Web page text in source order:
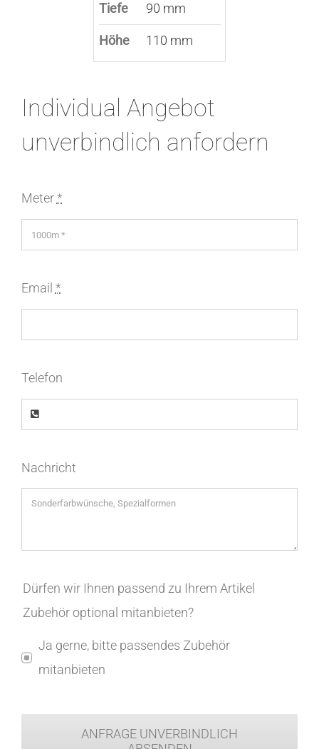
Tiefe 90 mm
Höhe 110 mm
Individual Angebot
unverbindlich anfordern
Meter*
Email *
Telefon
Nachricht
Dürfen wir Ihnen passend zu Ihrem Artikel
Zubehör optional mitanbieten?
Ja gerne, bitte passendes Zubehör
mitanbieten
ANFRAGE UNVERBINDLICH